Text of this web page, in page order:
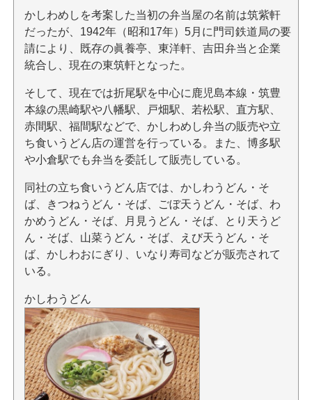
かしわめしを考案した当初の弁当屋の名前は筑紫軒
だったが、1942年（昭和17年）5月に門司鉄道局の要
請により、既存の眞養亭、東洋軒、吉田弁当と企業
統合し、現在の東筑軒となった。
そして、現在では折尾駅を中心に鹿児島本線・筑豊
本線の黒崎駅や八幡駅、戸畑駅、若松駅、直方駅、
赤間駅、福間駅などで、かしわめし弁当の販売や立
ち食いうどん店の運営を行っている。また、博多駅
や小倉駅でも弁当を委託して販売している。
同社の立ち食いうどん店では、かしわうどん・そ
ば、きつねうどん・そば、ごぼ天うどん・そば、わ
かめうどん・そば、月見うどん・そば、とり天うど
ん・そば、山菜うどん・そば、えび天うどん・そ
ば、かしわおにぎり、いなり寿司などが販売されて
いる。
かしわうどん